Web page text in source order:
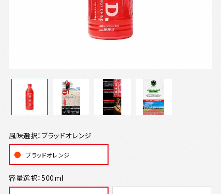
ブラッドオレンジ
風味選択：ブラッドオレンジ
容量選択：500ml